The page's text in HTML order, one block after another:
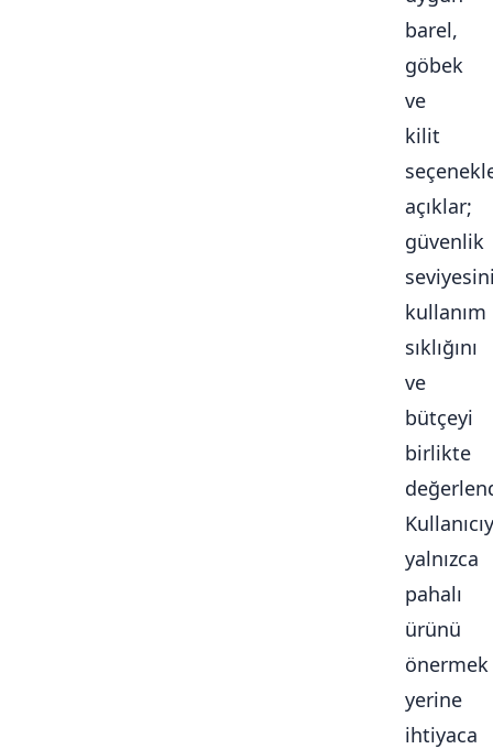
barel,
göbek
ve
kilit
açıklar;
güvenlik
kullanım
sıklığını
ve
bütçeyi
birlikte
yalnızca
pahalı
ürünü
önermek
yerine
ihtiyaca